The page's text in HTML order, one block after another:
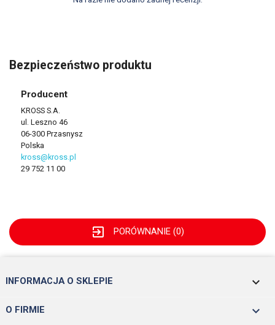
Bezpieczeństwo produktu
Producent
KROSS S.A.
ul. Leszno 46
06-300 Przasnysz
Polska
kross@kross.pl
29 752 11 00
exit_to_app PORÓWNANIE (0)
INFORMACJA O SKLEPIE keyboard_arrow_down
O FIRMIE 